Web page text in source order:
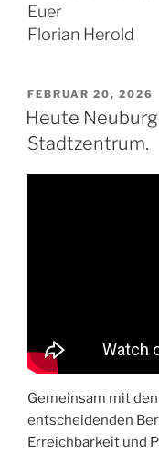
Euer
Florian Herold
VERÖFFENTLICHT
AM
FEBRUAR 20, 2026
Heute
Stadtzentrum.
Gemeinsam mit
entscheidenden
Erreichbarkeit und